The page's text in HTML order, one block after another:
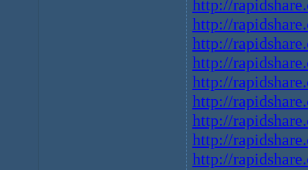
http://
http://
http://
http://
http://
http://
http://
http://
http://